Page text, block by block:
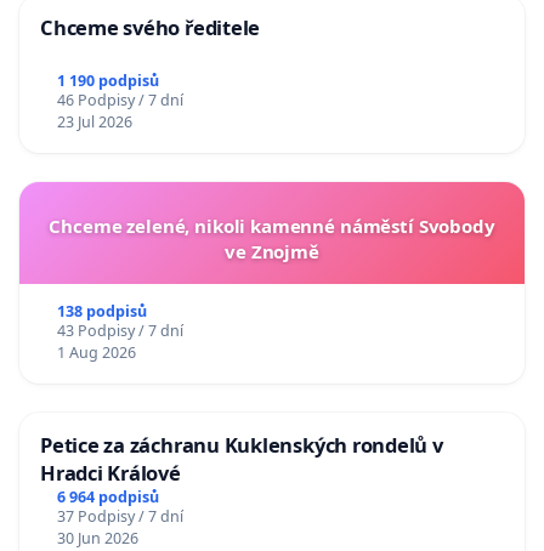
Chceme svého ředitele
1 190 podpisů
46 Podpisy / 7 dní
23 Jul 2026
Chceme zelené, nikoli kamenné náměstí Svobody
ve Znojmě
138 podpisů
43 Podpisy / 7 dní
1 Aug 2026
Petice za záchranu Kuklenských rondelů v
Hradci Králové
6 964 podpisů
37 Podpisy / 7 dní
30 Jun 2026